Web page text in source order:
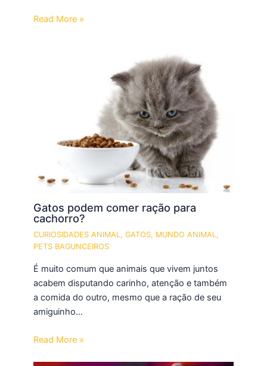
Read More »
Gatos podem comer ração para
cachorro?
CURIOSIDADES ANIMAL ,GATOS, MUNDO ANIMAL ,
PETS BAGUNCEIROS
É muito comum que animais que vivem juntos
acabem disputando carinho, atenção e também
a comida do outro, mesmo que a ração de seu
amiguinho…
Read More »